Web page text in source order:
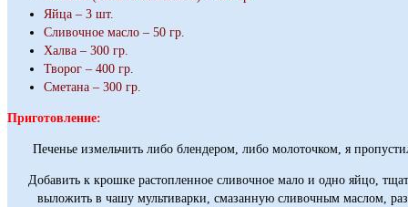
Яйца – 3 шт.
Сливочное масло – 50 гр.
Халва – 300 гр.
Творог – 400 гр.
Сметана – 300 гр.
Приготовление:
Печенье измельчить либо блендером, либо молоточком, я
Добавить к крошке растопленное сливочное мало и одно яйцо,
выложить в чашу мультиварки, смазанную сливочным маслом,